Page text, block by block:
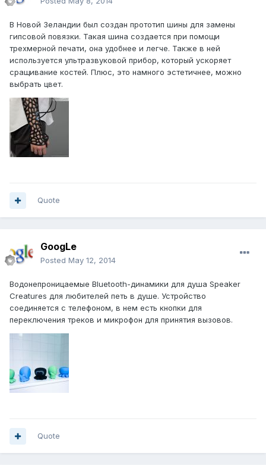
В Новой Зеландии был создан прототип шины для замены
гипсовой повязки. Такая шина создается при помощи
трехмерной печати, она удобнее и легче. Также в ней
используется ультразвуковой прибор, который ускоряет
сращивание костей. Плюс, это намного эстетичнее, можно
выбрать цвет.
Quote
GoogLe
Posted May 12, 2014
Водонепроницаемые Bluetooth-динамики для душа Speaker
Creatures для любителей петь в душе. Устройство
соединяется с телефоном, в нем есть кнопки для
переключения треков и микрофон для принятия вызовов.
Quote